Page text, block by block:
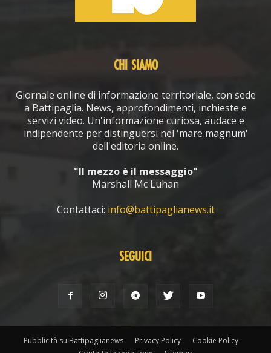
CHI SIAMO
Giornale online di informazione territoriale, con sede
a Battipaglia. News, approfondimenti, inchieste e
servizi video. Un'informazione curiosa, audace e
indipendente per distinguersi nel 'mare magnum'
dell'editoria online.
"Il mezzo è il messaggio"
Marshall Mc Luhan
Contattaci: info@battipaglianews.it
SEGUICI
Pubblicità su Battipaglianews Privacy Policy
Cookie Policy